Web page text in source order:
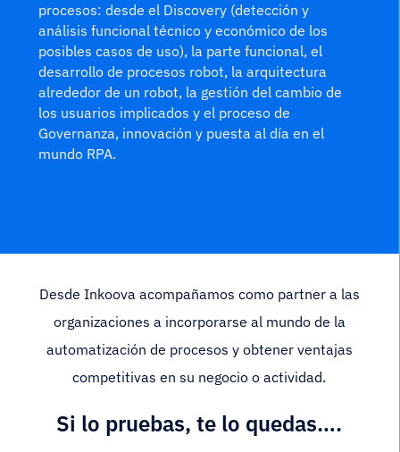
procesos: desde el Discovery (detección y
análisis funcional técnico y económico de los
posibles casos de uso), la parte funcional, el
desarrollo de procesos robot, la arquitectura
alrededor de un robot, la gestión del cambio de
los usuarios implicados y el proceso de
Governanza, innovación y puesta al día en el
mundo RPA.
Desde Inkoova acompañamos como partner a las
organizaciones a incorporarse al mundo de la
automatización de procesos y obtener ventajas
competitivas en su negocio o actividad.
Si lo pruebas, te lo quedas….